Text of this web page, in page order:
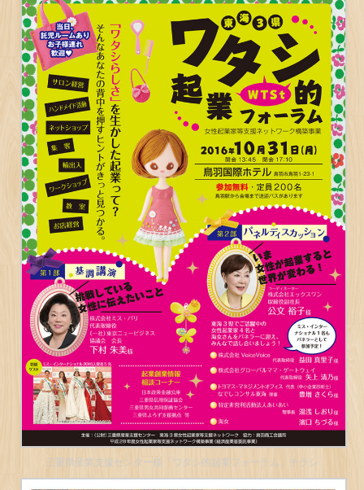
三重県産業支援センター様「ワタシ的起業フォーラム」チラシ